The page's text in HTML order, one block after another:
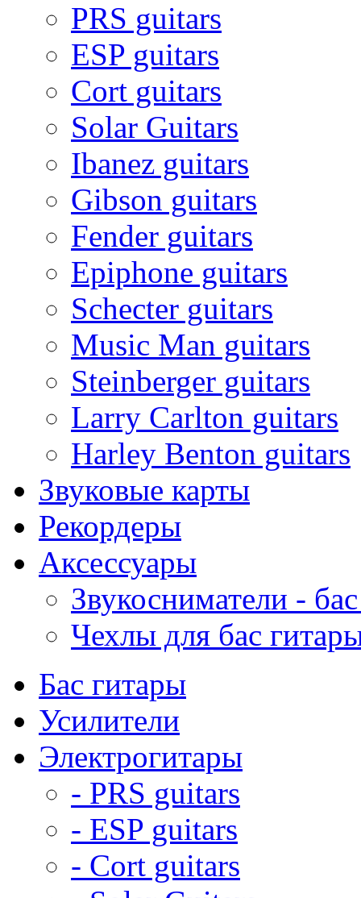
PRS guitars
ESP guitars
Cort guitars
Solar Guitars
Ibanez guitars
Gibson guitars
Fender guitars
Epiphone guitars
Schecter guitars
Music Man guitars
Steinberger guitars
Larry Carlton guitars
Harley Benton guitars
Звуковые карты
Рекордеры
Аксессуары
Звукосниматели -
Чехлы для бас
Бас гитары
Усилители
Электрогитары
- PRS guitars
- ESP guitars
- Cort guitars